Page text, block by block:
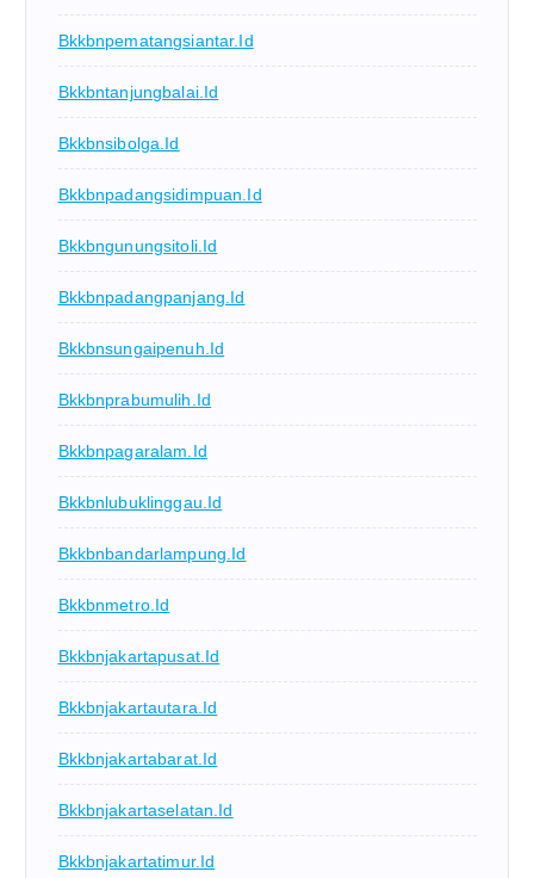
Bkkbnpematangsiantar.id
Bkkbntanjungbalai.id
Bkkbnsibolga.id
Bkkbnpadangsidimpuan.id
Bkkbngunungsitoli.id
Bkkbnpadangpanjang.id
Bkkbnsungaipenuh.id
Bkkbnprabumulih.id
Bkkbnpagaralam.id
Bkkbnlubuklinggau.id
Bkkbnbandarlampung.id
Bkkbnmetro.id
Bkkbnjakartapusat.id
Bkkbnjakartautara.id
Bkkbnjakartabarat.id
Bkkbnjakartaselatan.id
Bkkbnjakartatimur.id